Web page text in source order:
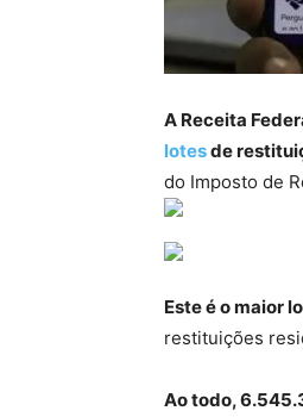
A Receita
lotesde
do Imposto de
Este é o maior
restituições
Ao todo,